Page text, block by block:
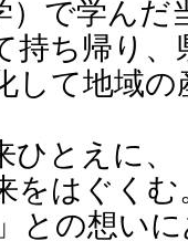
）で学んだ
持ち帰り
して地域
ひとえに
をはぐく
との想い